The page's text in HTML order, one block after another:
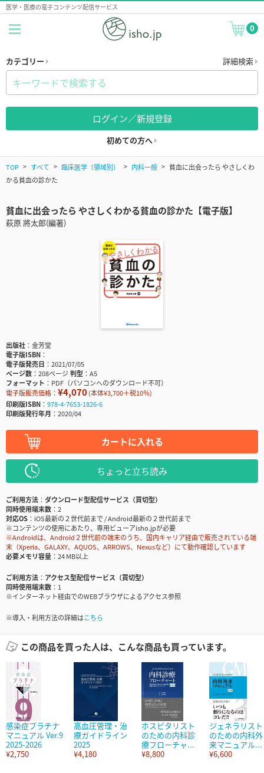
医学・医療の電子コンテンツ配信サービス
0
カテゴリー 詳細検索
ログイン／新規登録
初めての方へ
TOP すべて 臨床医学（領域別） 内科一般
貧血に出会ったら やさしくわ
かる貧血の診かた
貧血に出会ったら やさしくわかる貧血の診かた【電子版】
萩原 將太郎(編著)
出版社
金芳堂
電子版ISBN
電子版発売日
2021/07/05
ページ数
208ページ判型
A5
フォーマット
PDF（パソコンへのダウンロード不可）
電子版販売価格： ¥4,070(本体¥3,700＋税10％)
印刷版ISBN
978-4-7653-1826-6
印刷版発行年月
2020/04
カートに入れる
ちょっと立ち読み
ご利用方法
ダウンロード型配信サービス（買切型）
同時使用端末数
2
対応OS
iOS最新の２世代前まで / Android最新の２世代前まで
※コンテンツの使用にあたり、専用ビューアisho.jpが必要
※Androidは、Android２世代前の端末のうち、国内キャリア経由で販売されている端
末（Xperia、GALAXY、AQUOS、ARROWS、Nexusなど）にて動作確認しています
必要メモリ容量
24 MB以上
ご利用方法
アクセス型配信サービス（買切型）
同時使用端末数
1
※インターネット経由でのWEBブラウザによるアクセス参照
※導入・利用方法の詳細はこちら
この商品を買った人は、こんな商品も買っています。
感染症プラチナ
マニュアル Ver.9
2025-2026
¥2,750
高血圧管理・治
療ガイドライン
2025
¥4,180
ホスピタリスト
のための内科診
療フローチャ...
¥8,800
ジェネラリスト
のための内科外
来マニュアル...
¥6,600